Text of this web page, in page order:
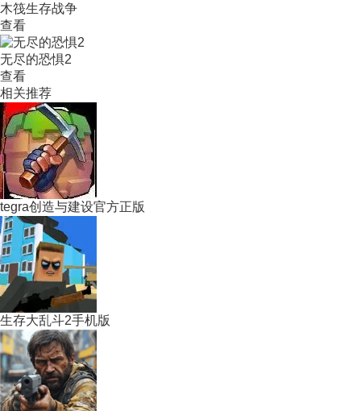
木筏生存战争
查看
无尽的恐惧2
查看
相关推荐
tegra创造与建设官方正版
生存大乱斗2手机版